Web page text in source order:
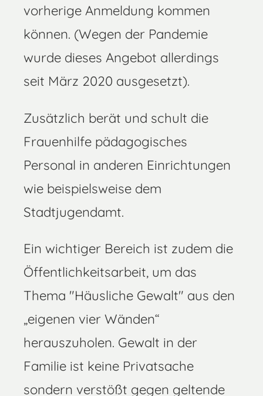
vorherige Anmeldung kommen
können. (Wegen der Pandemie
wurde dieses Angebot allerdings
seit März 2020 ausgesetzt).
Zusätzlich berät und schult die
Frauenhilfe pädagogisches
Personal in anderen Einrichtungen
wie beispielsweise dem
Stadtjugendamt.
Ein wichtiger Bereich ist zudem die
Öffentlichkeitsarbeit, um das
Thema "Häusliche Gewalt" aus den
„eigenen vier Wänden“
herauszuholen. Gewalt in der
Familie ist keine Privatsache
sondern verstößt gegen geltende